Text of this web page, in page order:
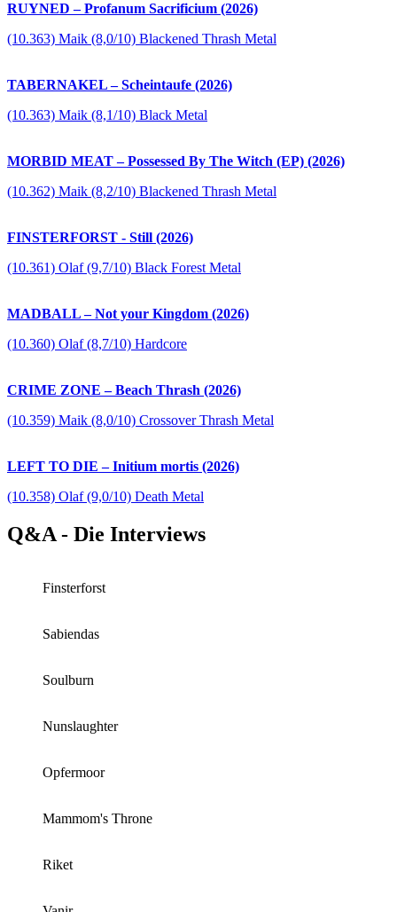
RUYNED – Profanum Sacrificium (2026)
(10.363) Maik (8,0/10) Blackened Thrash Metal
TABERNAKEL – Scheintaufe (2026)
(10.363) Maik (8,1/10) Black Metal
MORBID MEAT – Possessed By The Witch (EP) (2026)
(10.362) Maik (8,2/10) Blackened Thrash Metal
FINSTERFORST - Still (2026)
(10.361) Olaf (9,7/10) Black Forest Metal
MADBALL – Not your Kingdom (2026)
(10.360) Olaf (8,7/10) Hardcore
CRIME ZONE – Beach Thrash (2026)
(10.359) Maik (8,0/10) Crossover Thrash Metal
LEFT TO DIE – Initium mortis (2026)
(10.358) Olaf (9,0/10) Death Metal
Q&A - Die Interviews
Finsterforst
Sabiendas
Soulburn
Nunslaughter
Opfermoor
Mammom's Throne
Riket